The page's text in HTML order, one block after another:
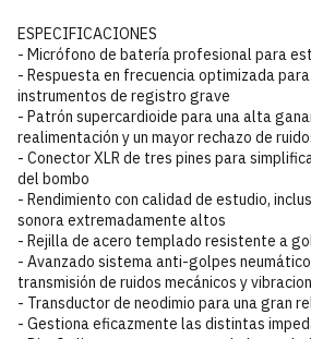
ESPECIFICACIONES
- Micrófono de batería profesional para
- Respuesta en frecuencia optimizada
instrumentos de registro grave
- Patrón supercardioide para una alta
realimentación y un mayor rechazo de
- Conector XLR de tres pines para
del bombo
- Rendimiento con calidad de estudio,
sonora extremadamente altos
- Rejilla de acero templado resistente a
- Avanzado sistema anti-golpes
transmisión de ruidos mecánicos y
- Transductor de neodimio para una gran
- Gestiona eficazmente las distintas